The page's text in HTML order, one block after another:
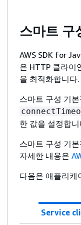
스마트 구
AWS SDK for
은 HTTP 클라이
을 최적화합니다.
스마트 구성 기
한 값을 설정합
스마트 구성 기
자세한 내용은
다음은 애플리케
Service